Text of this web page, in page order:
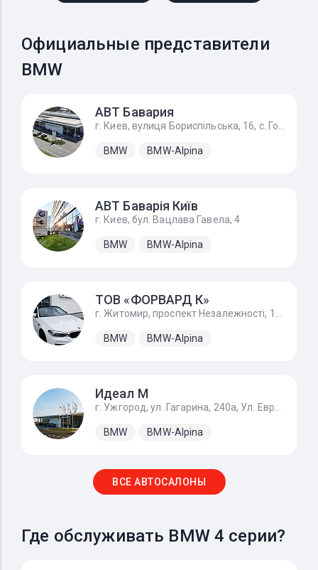
Официальные представители
BMW
АВТ Бавария
BMW BMW-Alpina
АВТ Баварія Київ
г. Киев, бул. Вацлава Гавела, 4
BMW BMW-Alpina
ТОВ «ФОРВАРД К»
BMW BMW-Alpina
Идеал М
BMW BMW-Alpina
ВСЕ АВТОСАЛОНЫ
Где обслуживать BMW 4 серии?